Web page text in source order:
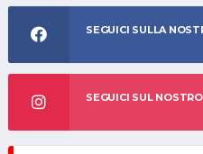
SEGUICI SULLA
SEGUICI SUL